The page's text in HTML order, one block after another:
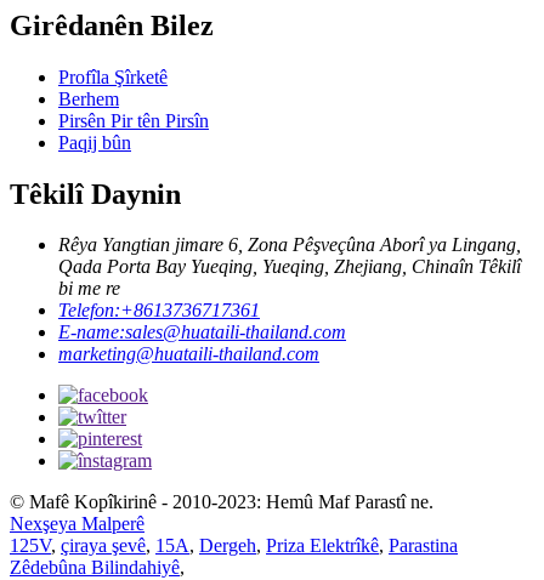
Girêdanên Bilez
Profîla Şîrketê
Berhem
Pirsên Pir tên Pirsîn
Paqij bûn
Têkilî Daynin
Rêya Yangtian jimare 6, Zona Pêşveçûna Aborî ya Lingang,
Qada Porta Bay Yueqing, Yueqing, Zhejiang, Chinaîn Têkilî
bi me re
Telefon:+8613736717361
E-name:sales@huataili-thailand.com
marketing@huataili-thailand.com
© Mafê Kopîkirinê - 2010-2023: Hemû Maf Parastî ne.
Nexşeya Malperê
125V, çiraya şevê, 15A, Dergeh, Priza Elektrîkê, Parastina
Zêdebûna Bilindahiyê,